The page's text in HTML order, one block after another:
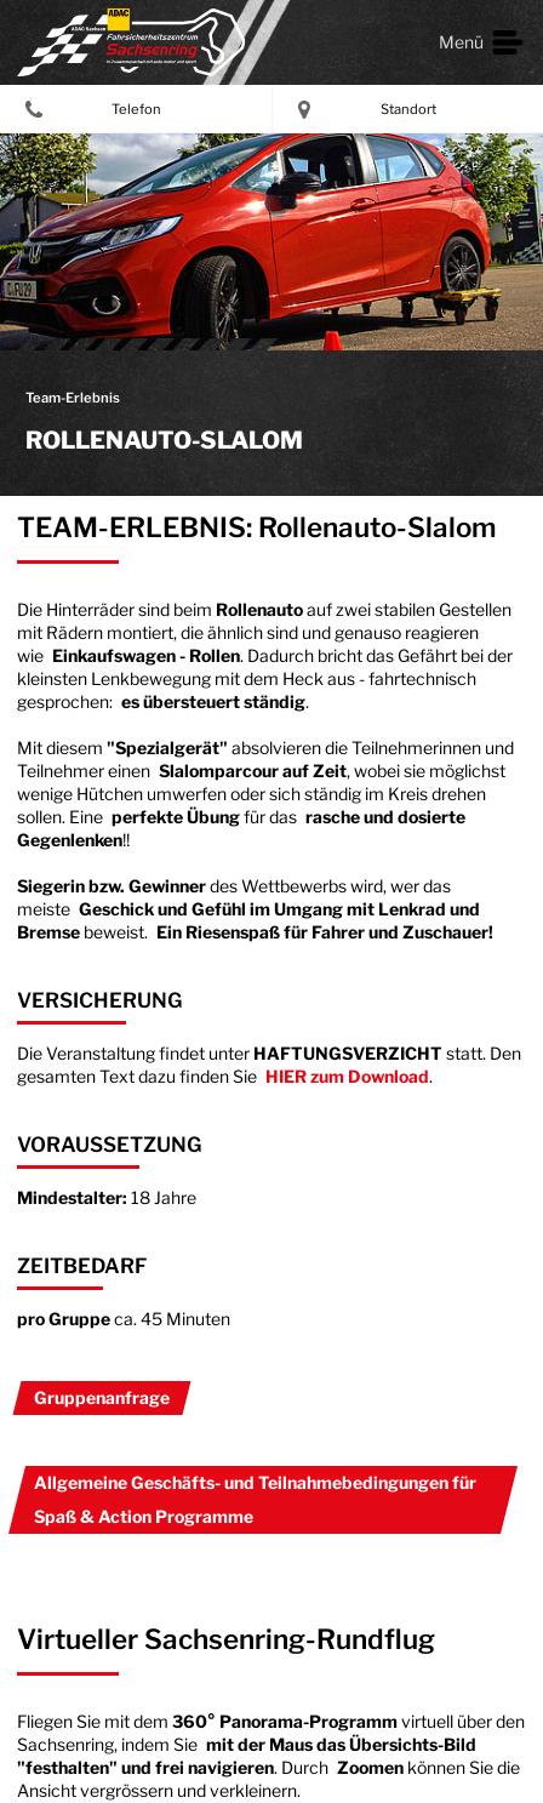
Menü
Telefon Standort
Team-Erlebnis
ROLLENAUTO-SLALOM
TEAM-ERLEBNIS: Rollenauto-Slalom
Die Hinterräder sind beim Rollenautoauf zwei stabilen Gestellen
mit Rädern montiert, die ähnlich sind und genauso reagieren
wie Einkaufswagen - Rollen. Dadurch bricht das Gefährt bei der
kleinsten Lenkbewegung mit dem Heck aus - fahrtechnisch
gesprochen: es übersteuert ständig.
Mit diesem "Spezialgerät" absolvieren die Teilnehmerinnen und
Teilnehmer einen Slalomparcour auf Zeit, wobei sie möglichst
wenige Hütchen umwerfen oder sich ständig im Kreis drehen
sollen. Eine perfekte Übungfür das rasche und dosierte
Gegenlenken!!
Siegerin bzw. Gewinnerdes Wettbewerbs wird, wer das
meiste Geschick und Gefühl im Umgang mit Lenkrad und
Bremse beweist. Ein Riesenspaß für Fahrer und Zuschauer!
VERSICHERUNG
Die Veranstaltung findet unter HAFTUNGSVERZICHT statt. Den
gesamten Text dazu finden Sie HIER zum Download.
VORAUSSETZUNG
Mindestalter: 18 Jahre
ZEITBEDARF
pro Gruppeca. 45 Minuten
Gruppenanfrage
Allgemeine Geschäfts- und Teilnahmebedingungen für
Spaß & Action Programme
Virtueller Sachsenring-Rundflug
Fliegen Sie mit dem 360° Panorama-Programmvirtuell über den
Sachsenring, indem Sie mit der Maus das Übersichts-Bild
"festhalten" und frei navigieren. Durch Zoomen können Sie die
Ansicht vergrössern und verkleinern.